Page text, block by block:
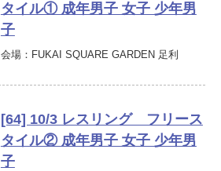
タイル① 成年男子 女子 少年男
子
会場：FUKAI SQUARE GARDEN 足利
[64] 10/3 レスリング フリース
タイル② 成年男子 女子 少年男
子